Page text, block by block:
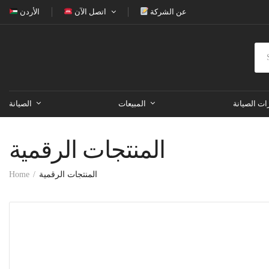
الأردن اتصل الآن عن الشركة
الصيانة المبيعات الصيانة
المنتجات الرقمية
Home المنتجات الرقمية